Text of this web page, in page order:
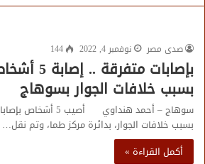
صدى مصر
نوفمبر 4, 2022 144
بإصابات
بسبب خلافات الجوار بسوهاج
سوهاج – أحمد هنداوي
بسبب خلافات الجوار، بدائرة مركز طما، وتم نقل…
أكمل القراءة »